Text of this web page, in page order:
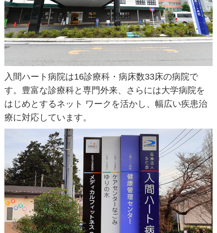
入間ハート病院は16診療科・病床数33床の病院で
す。豊富な診療科と専門外来、さらには大学病院を
はじめとするネット ワークを活かし、幅広い疾患治
療に対応しています。